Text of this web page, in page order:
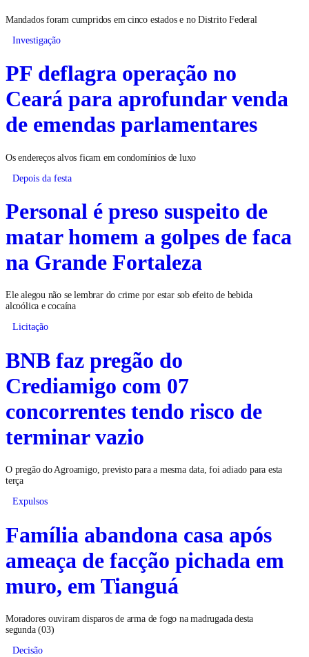
Mandados foram cumpridos em cinco estados e no Distrito Federal
Investigação
PF deflagra operação no
Ceará para aprofundar venda
de emendas parlamentares
Os endereços alvos ficam em condomínios de luxo
Depois da festa
Personal é preso suspeito de
matar homem a golpes de faca
na Grande Fortaleza
Ele alegou não se lembrar do crime por estar sob efeito de bebida
alcoólica e cocaína
Licitação
BNB faz pregão do
Crediamigo com 07
concorrentes tendo risco de
terminar vazio
O pregão do Agroamigo, previsto para a mesma data, foi adiado para esta
terça
Expulsos
Família abandona casa após
ameaça de facção pichada em
muro, em Tianguá
Moradores ouviram disparos de arma de fogo na madrugada desta
segunda (03)
Decisão